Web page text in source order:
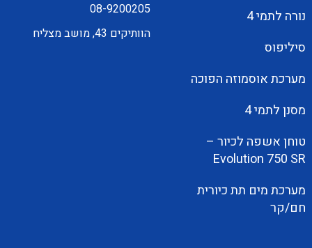
נורה לתמי 4
סיליפוס
מערכת אוסמוזה הפוכה
מסנן לתמי 4
טוחן אשפה לכיור –
Evolution 750 SR
מערכת מים תת כיורית
חם/קר
08-9200205
הוותיקים 43, מושב מצליח